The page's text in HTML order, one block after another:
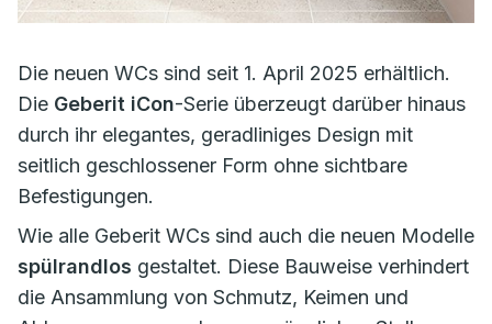
Die neuen WCs sind seit 1. April 2025 erhältlich.
Die Geberit iCon-Serie überzeugt darüber hinaus
durch ihr elegantes, geradliniges Design mit
seitlich geschlossener Form ohne sichtbare
Befestigungen.
Wie alle Geberit WCs sind auch die neuen Modelle
spülrandlos gestaltet. Diese Bauweise verhindert
die Ansammlung von Schmutz, Keimen und